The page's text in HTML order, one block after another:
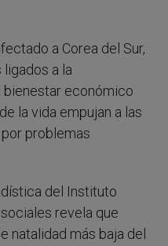
a Corea del Sur,
a la
bienestar económico
la vida empujan a las
problemas
del Instituto
revela que
natalidad más baja del